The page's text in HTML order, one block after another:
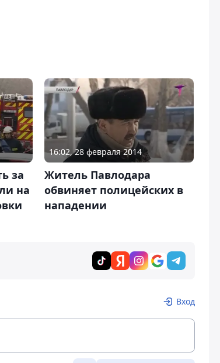
за
на
16:02, 28 февраля 2014
Житель Павлодара
обвиняет полицейских в
нападении
Вход